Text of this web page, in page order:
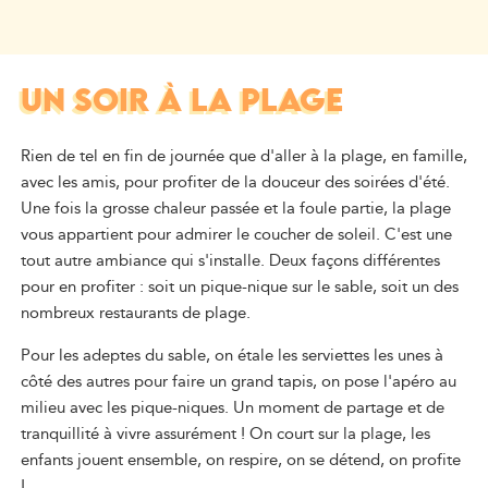
UN SOIR À LA PLAGE
Rien de tel en fin de journée que d'aller à la plage, en famille,
avec les amis, pour profiter de la douceur des soirées d'été.
Une fois la grosse chaleur passée et la foule partie, la plage
vous appartient pour admirer le coucher de soleil. C'est une
tout autre ambiance qui s'installe. Deux façons différentes
pour en profiter : soit un pique-nique sur le sable, soit un des
nombreux restaurants de plage.
Pour les adeptes du sable, on étale les serviettes les unes à
côté des autres pour faire un grand tapis, on pose l'apéro au
milieu avec les pique-niques. Un moment de partage et de
tranquillité à vivre assurément ! On court sur la plage, les
enfants jouent ensemble, on respire, on se détend, on profite